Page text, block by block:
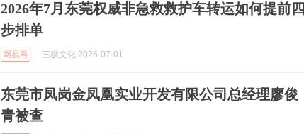
2026年7月东莞权威非急救救护车转运如何提前四
步排单
网易号 三极文化 2026-07-01
东莞市凤岗金凤凰实业开发有限公司总经理廖俊
青被查